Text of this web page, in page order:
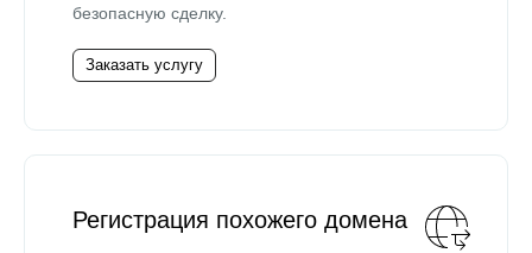
безопасную сделку.
Заказать услугу
Регистрация похожего домена